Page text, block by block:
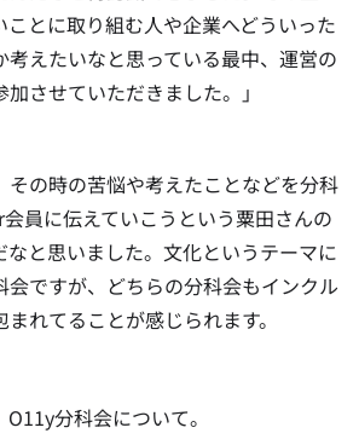
ことに取り組む人や企業へどういった
えたいなと思っている最中、運営の
させていただきました。」
その時の苦悩や考えたことなどを分科
会員に伝えていこうという粟田さんの
と思いました。文化というテーマに
会ですが、どちらの分科会もインクル
れてることが感じられます。
分科会について。